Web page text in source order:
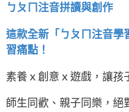
ㄅㄆㄇ注音拼讀與創作
這款全新「ㄅㄆㄇ注音學
習痛點！
素養ｘ創意ｘ遊戲，讓孩
師生同歡、親子同樂，絕